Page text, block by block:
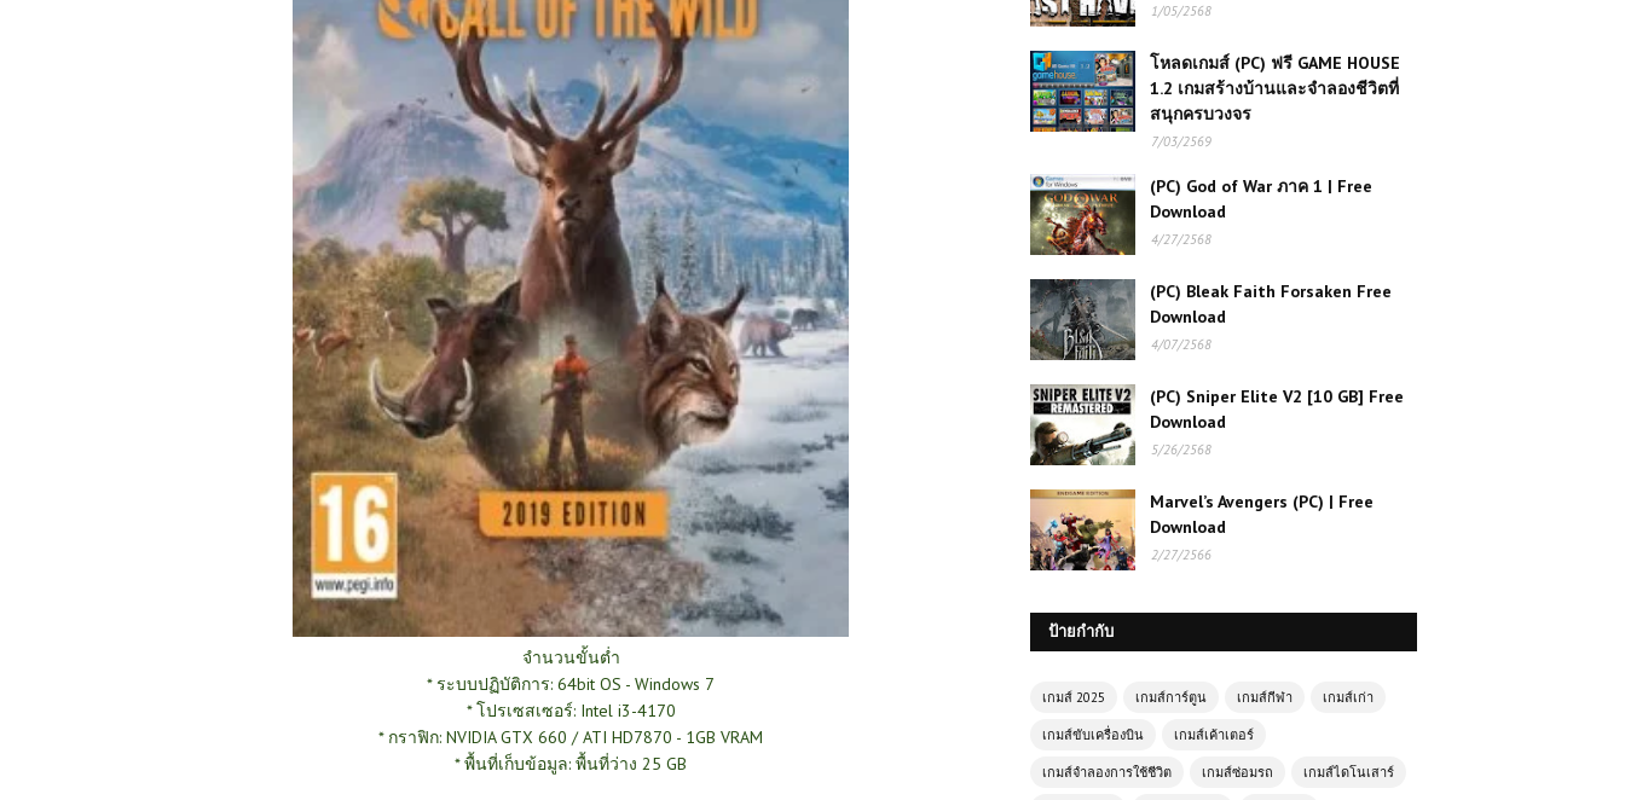
จำนวนขั้นต่ำ
* ระบบปฏิบัติการ: 64bit OS - Windows 7
* โปรเซสเซอร์: Intel i3-4170
* กราฟิก: NVIDIA GTX 660 / ATI HD7870 - 1GB VRAM
* พื้นที่เก็บข้อมูล: พื้นที่ว่าง 25 GB
1/05/2568
โหลดเกมส์ (PC) ฟรี GAME HOUSE
1.2 เกมสร้างบ้านและจำลองชีวิตที่
สนุกครบวงจร
7/03/2569
(PC) God of War ภาค 1 | Free
Download
4/27/2568
(PC) Bleak Faith Forsaken Free
Download
4/07/2568
(PC) Sniper Elite V2 [10 GB] Free
Download
5/26/2568
Marvel’s Avengers (PC) | Free
Download
2/27/2566
ป้ายกำกับ
เกมส์ 2025 เกมส์การ์ตูน เกมส์กีฬา เกมส์เก่า
เกมส์ขับเครื่องบิน เกมส์เค้าเตอร์
เกมส์จำลองการใช้ชีวิต เกมส์ซ่อมรถ เกมส์ไดโนเสาร์